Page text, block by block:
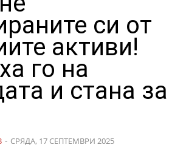
си от
активи!
го на
и стана за
- СРЯДА, 17 СЕПТЕМВРИ 2025